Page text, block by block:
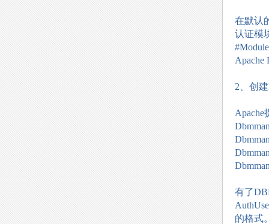
在默认
认证模
2、创
Apache
有了
的格式